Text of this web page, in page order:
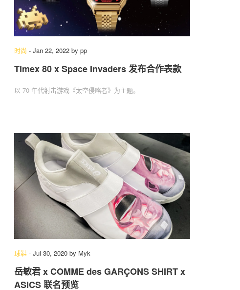
时尚 - Jan 22, 2022 by pp
Timex 80 x Space Invaders 发布合作表款
以 70 年代射击游戏《太空侵略者》为主题。
球鞋 - Jul 30, 2020 by Myk
岳敏君 x COMME des GARÇONS SHIRT x
ASICS 联名预览